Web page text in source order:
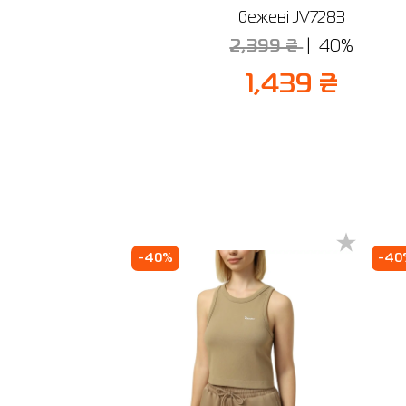
бежеві JV7283
2,399 ₴ 40%
1,439 ₴
-40% -